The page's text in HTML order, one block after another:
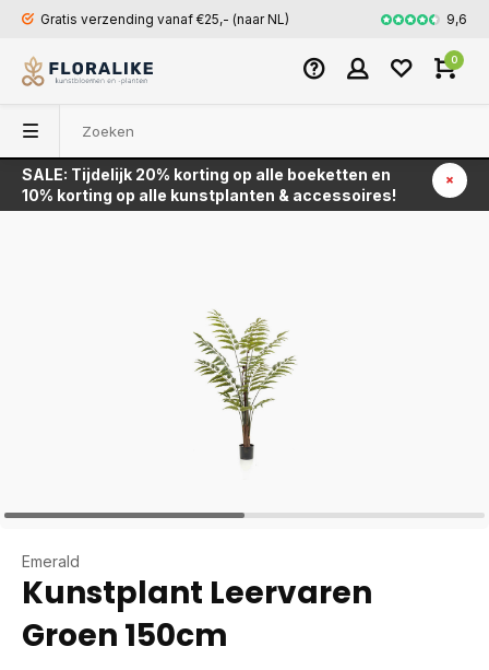
Gratis verzending vanaf €25,- (naar NL) Snel en9,6
0
SALE: Tijdelijk 20% korting op alle boeketten en
10% korting op alle kunstplanten & accessoires!
Terug
Emerald
Kunstplant Leervaren
Groen 150cm